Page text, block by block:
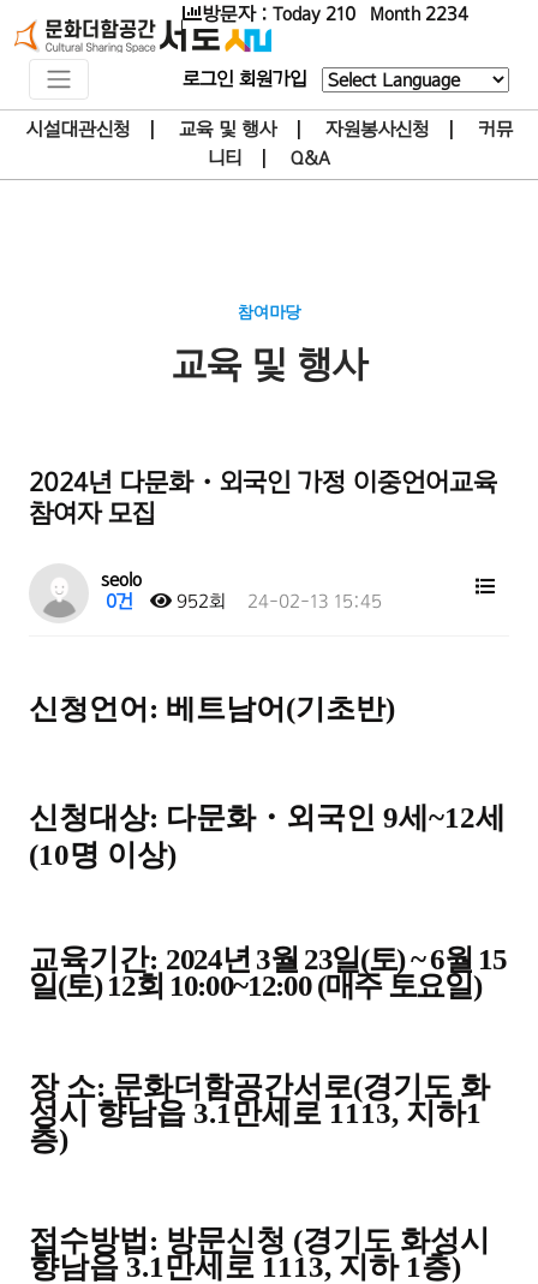
방문자 : Today 210 Month 2234
로그인 회원가입
Powered by
시설대관신청| 교육 및 행사| 자원봉사신청| 커뮤
니티
Q&A
참여마당
교육 및 행사
2024년 다문화・외국인 가정 이중언어교육
참여자 모집
seolo
0건
952회 24-02-13 15:45
신청언어: 베트남어(기초반)
신청대상: 다문화・ 외국인 9세~12세
(10명 이상)
교육기간: 2024년 3월 23일(토) ~ 6월 15
일(토) 12회 10:00~12:00 (매주 토요일)
장 소: 문화더함공간서로(경기도 화
성시 향남읍 3.1만세로 1113, 지하1
층)
접수방법: 방문신청 (경기도 화성시
향남읍3.1 만세로 1113, 지하 1층)